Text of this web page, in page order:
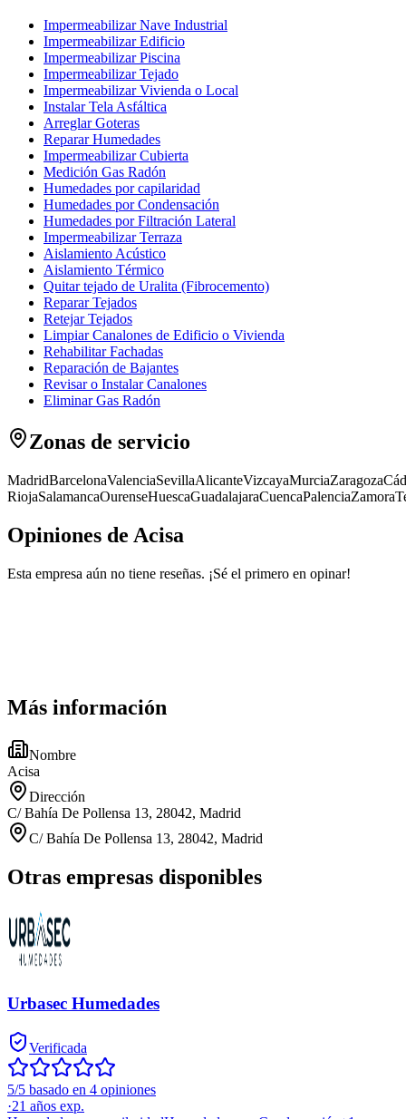
Impermeabilizar Nave Industrial
Impermeabilizar Edificio
Impermeabilizar Piscina
Impermeabilizar Tejado
Impermeabilizar Vivienda o Local
Instalar Tela Asfáltica
Arreglar Goteras
Reparar Humedades
Impermeabilizar Cubierta
Medición Gas Radón
Humedades por capilaridad
Humedades por Condensación
Humedades por Filtración Lateral
Impermeabilizar Terraza
Aislamiento Acústico
Aislamiento Térmico
Quitar tejado de Uralita (Fibrocemento)
Reparar Tejados
Retejar Tejados
Limpiar Canalones de Edificio o Vivienda
Rehabilitar Fachadas
Reparación de Bajantes
Revisar o Instalar Canalones
Eliminar Gas Radón
Zonas de servicio
MadridBarcelonaValenciaSevillaAlicanteVizcayaMurciaZaragoza
RiojaSalamancaOurenseHuescaGuadalajaraCuencaPalenciaZamora
Opiniones de Acisa
Esta empresa aún no tiene reseñas. ¡Sé el primero en opinar!
Más información
Nombre
Acisa
Dirección
C/ Bahía De Pollensa 13, 28042, Madrid
C/ Bahía De Pollensa 13, 28042, Madrid
Otras empresas disponibles
Urbasec Humedades
Verificada
5/5 basado en 4 opiniones
·21 años exp.